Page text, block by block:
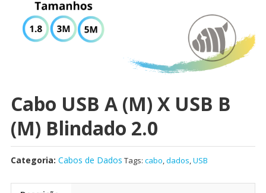
Cabo USB A (M) X USB B
(M) Blindado 2.0
Categoria: Cabos de Dados Tags: cabo,dados,USB